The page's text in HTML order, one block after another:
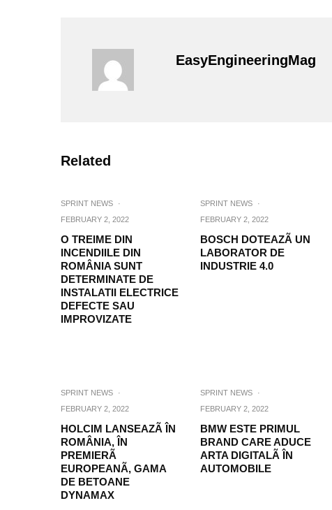
EasyEngineeringMag
Related
SPRINT NEWS
·
FEBRUARY 2, 2022
O TREIME DIN
INCENDIILE DIN
ROMÂNIA SUNT
DETERMINATE DE
INSTALATII ELECTRICE
DEFECTE SAU
IMPROVIZATE
SPRINT NEWS
·
FEBRUARY 2, 2022
BOSCH DOTEAZÃ UN
LABORATOR DE
INDUSTRIE 4.0
SPRINT NEWS
·
FEBRUARY 2, 2022
HOLCIM LANSEAZÃ ÎN
ROMÂNIA, ÎN
PREMIERÃ
EUROPEANÃ, GAMA
DE BETOANE
DYNAMAX
SPRINT NEWS
·
FEBRUARY 2, 2022
BMW ESTE PRIMUL
BRAND CARE ADUCE
ARTA DIGITALÃ ÎN
AUTOMOBILE